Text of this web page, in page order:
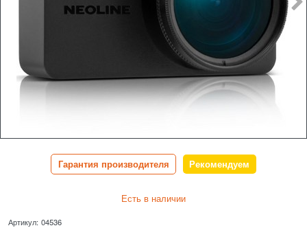
Гарантия производителя Рекомендуем
Есть в наличии
Артикул: 04536